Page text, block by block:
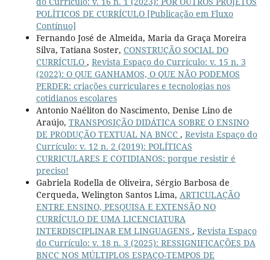
POLÍTICOS DE CURRÍCULO [Publicação em Fluxo
Contínuo]
Fernando José de Almeida, Maria da Graça Moreira
Silva, Tatiana Soster, CONSTRUÇÃO SOCIAL DO
CURRÍCULO , Revista Espaço do Currículo: v. 15 n. 3
(2022): O QUE GANHAMOS, O QUE NÃO PODEMOS
PERDER: criações curriculares e tecnologias nos
cotidianos escolares
Antonio Naéliton do Nascimento, Denise Lino de
Araújo, TRANSPOSIÇÃO DIDÁTICA SOBRE O ENSINO
DE PRODUÇÃO TEXTUAL NA BNCC , Revista Espaço do
Currículo: v. 12 n. 2 (2019): POLÍTICAS
CURRICULARES E COTIDIANOS: porque resistir é
preciso!
Gabriela Rodella de Oliveira, Sérgio Barbosa de
Cerqueda, Welington Santos Lima, ARTICULAÇÃO
ENTRE ENSINO, PESQUISA E EXTENSÃO NO
CURRÍCULO DE UMA LICENCIATURA
INTERDISCIPLINAR EM LINGUAGENS , Revista Espaço
do Currículo: v. 18 n. 3 (2025): RESSIGNIFICAÇÕES DA
BNCC NOS MÚLTIPLOS ESPAÇO-TEMPOS DE